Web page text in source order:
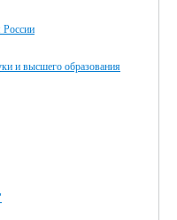
и высшего образования